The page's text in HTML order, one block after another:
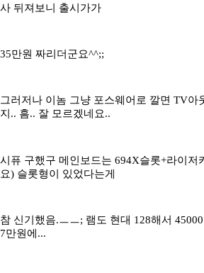
사 뒤져보니 출시가가
35만원 짜리더군요^^;;
그러저나 이놈 그냥 포스웨어로 깔면 TV아
지.. 흠.. 잘 모르겠네요..
시퓨 구했구 메인보드는 694X슬롯+라이저
요) 슬롯형이 있었다는게
참 신기했음.ㅡㅡ; 램도 현대 128해서
7만원에...